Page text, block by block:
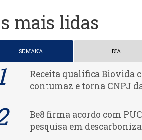
mais lidas
SEMANA DIA
Receita qualifica Biovida
contumaz e torna CNPJ
Be8 firma acordo com
pesquisa em